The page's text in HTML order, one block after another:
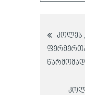
კოლეჯ
ფერმერთა